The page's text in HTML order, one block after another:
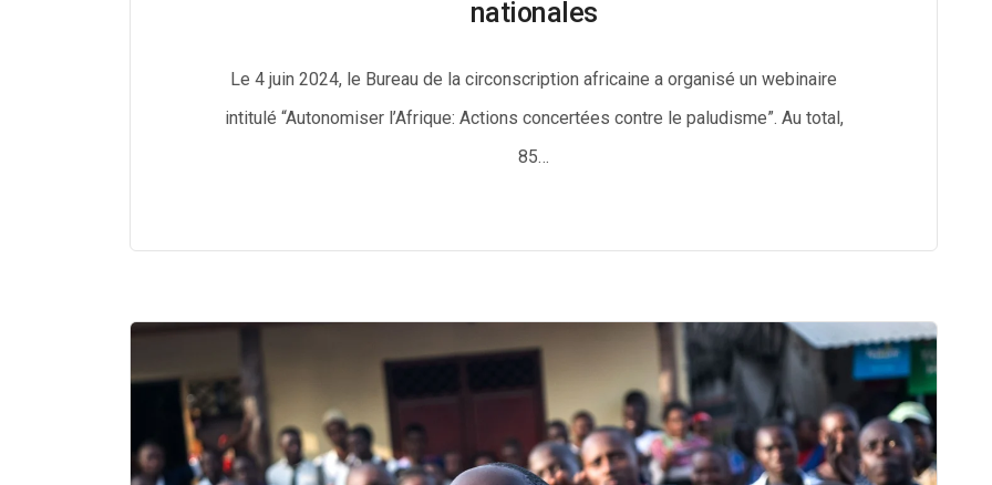
nationales
Le 4 juin 2024, le Bureau de la circonscription africaine a organisé un webinaire
intitulé “Autonomiser l’Afrique: Actions concertées contre le paludisme”. Au total,
85…